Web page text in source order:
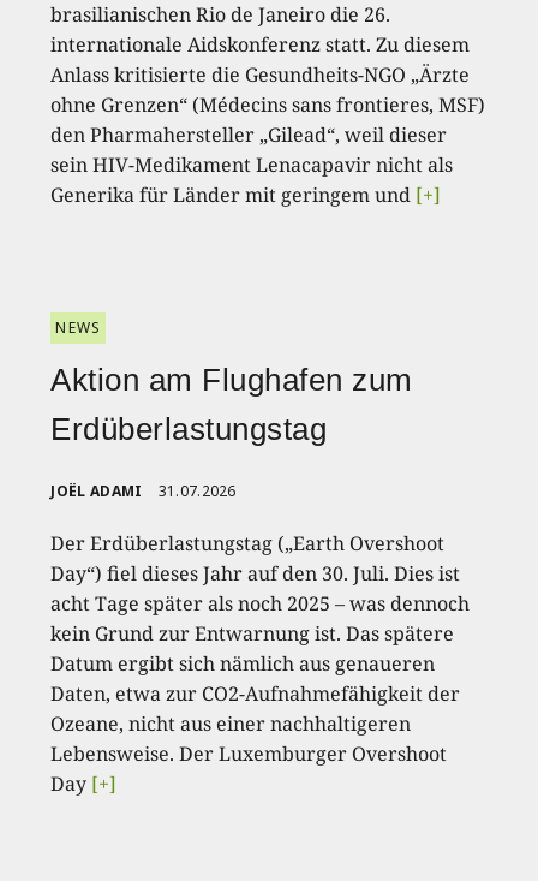
brasilianischen Rio de Janeiro die 26.
internationale Aidskonferenz statt. Zu diesem
Anlass kritisierte die Gesundheits-NGO „Ärzte
ohne Grenzen“ (Médecins sans frontieres, MSF)
den Pharmahersteller „Gilead“, weil dieser
sein HIV-Medikament Lenacapavir nicht als
Generika für Länder mit geringem und [+]
NEWS
Aktion am Flughafen zum
Erdüberlastungstag
JOËL ADAMI 31.07.2026
Der Erdüberlastungstag („Earth Overshoot
Day“) fiel dieses Jahr auf den 30. Juli. Dies ist
acht Tage später als noch 2025 – was dennoch
kein Grund zur Entwarnung ist. Das spätere
Datum ergibt sich nämlich aus genaueren
Daten, etwa zur CO2-Aufnahmefähigkeit der
Ozeane, nicht aus einer nachhaltigeren
Lebensweise. Der Luxemburger Overshoot
Day [+]